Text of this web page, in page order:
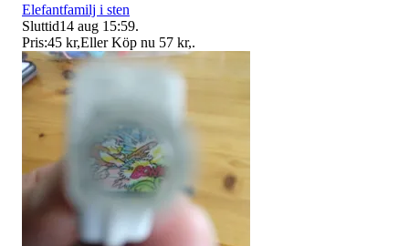
Elefantfamilj i sten
Sluttid14 aug 15:59.
Pris:45 kr,Eller Köp nu 57 kr,.